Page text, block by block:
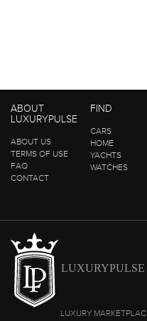
ABOUT
LUXURYPULSE
ABOUT US
TERMS OF USE
FAQ
CONTACT
FIND
CARS
HOME
YACHTS
WATCHES
LUXURYPULSE
LUXURY